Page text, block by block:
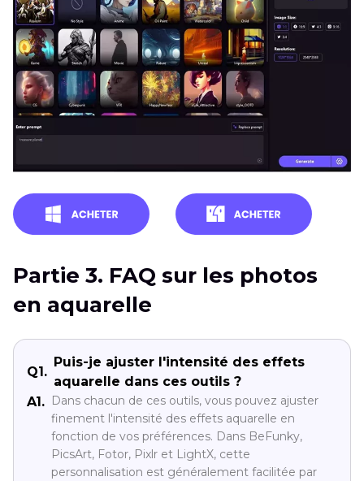
Partie 3. FAQ sur les photos
en aquarelle
Q1.
Puis-je ajuster l'intensité des effets
aquarelle dans ces outils ?
A1. Dans chacun de ces outils, vous pouvez ajuster
finement l'intensité des effets aquarelle en
fonction de vos préférences. Dans BeFunky,
PicsArt, Fotor, Pixlr et LightX, cette
personnalisation est généralement facilitée par